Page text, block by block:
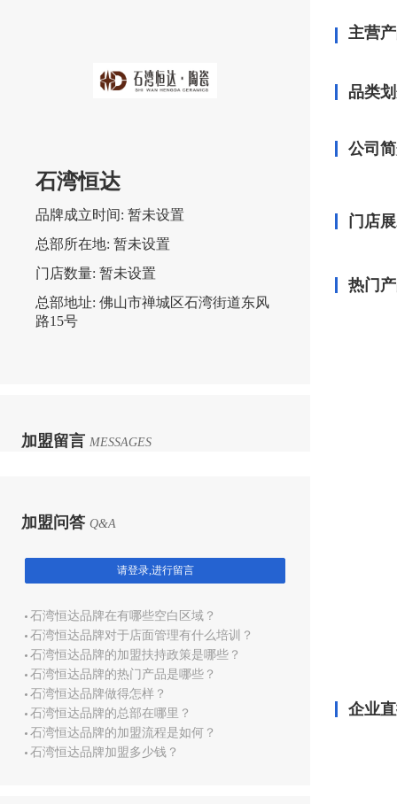
石湾恒达
品牌成立时间: 暂未设置
总部所在地: 暂未设置
门店数量: 暂未设置
总部地址: 佛山市禅城区石湾街道东风
路15号
加盟留言 MESSAGES
加盟问答 Q&A
请登录,进行留言
石湾恒达品牌在有哪些空白区域？
石湾恒达品牌对于店面管理有什么培训？
石湾恒达品牌的加盟扶持政策是哪些？
石湾恒达品牌的热门产品是哪些？
石湾恒达品牌做得怎样？
石湾恒达品牌的总部在哪里？
石湾恒达品牌的加盟流程是如何？
石湾恒达品牌加盟多少钱？
主营
品类
公司
门店
热门
企业